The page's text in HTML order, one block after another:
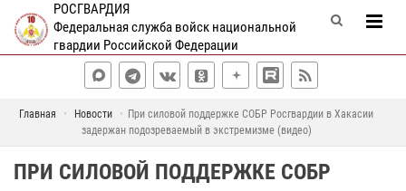
РОСГВАРДИЯ
Федеральная служба войск национальной
гвардии Российской Федерации
Главная Новости
При силовой поддержке СОБР Росгвардии в Хакасии
задержан подозреваемый в экстремизме (видео)
ПРИ СИЛОВОЙ ПОДДЕРЖКЕ СОБР